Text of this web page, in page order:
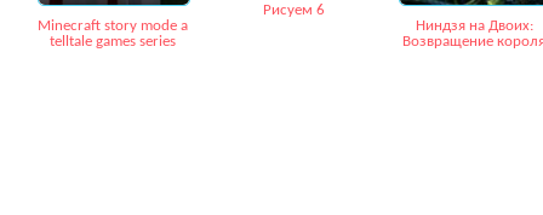
Minecraft story mode a
telltale games series
Рисуем 6
Ниндзя на Двоих:
Возвращение